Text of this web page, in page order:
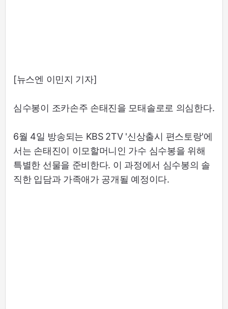
[뉴스엔 이민지 기자]
심수봉이 조카손주 손태진을 모태솔로로 의심한다.
6월 4일 방송되는 KBS 2TV '신상출시 편스토랑'에
서는 손태진이 이모할머니인 가수 심수봉을 위해
특별한 선물을 준비한다. 이 과정에서 심수봉의 솔
직한 입담과 가족애가 공개될 예정이다.